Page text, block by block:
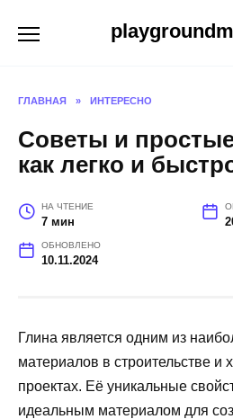
ГЛАВНАЯ » ИНТЕРЕСНО
Советы и
как легко и
НА ЧТЕНИЕ
7 мин
ОБНОВЛЕНО
10.11.2024
Глина является одним из
материалов в строительстве и
проектах. Её уникальные
идеальным материалом для